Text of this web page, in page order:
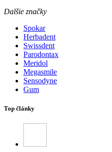
Dalšie značky
Spokar
Herbadent
Swissdent
Parodontax
Meridol
Megasmile
Sensodyne
Gum
Top články